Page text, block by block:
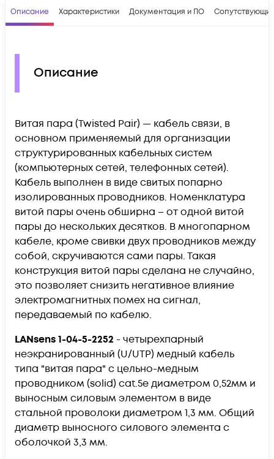
Описание Характеристики Документация и ПО
Описание
Витая пара (Twisted Pair) — кабель связи, в
основном применяемый для организации
структурированных кабельных систем
(компьютерных сетей, телефонных сетей).
Кабель выполнен в виде свитых попарно
изолированных проводников. Номенклатура
витой пары очень обширна – от одной витой
пары до нескольких десятков. В многопарном
кабеле, кроме свивки двух проводников между
собой, скручиваются сами пары. Такая
конструкция витой пары сделана не случайно,
это позволяет снизить негативное влияние
электромагнитных помех на сигнал,
передаваемый по кабелю.
LANsens1-04-5-2252 - четырехпарный
неэкранированный (U/UTP) медный кабель
типа "витая пара" с цельно-медным
проводником (solid) cat.5e диаметром 0,52мм и
выносным силовым элементом в виде
стальной проволоки диаметром 1,3 мм. Общий
диаметр выносного силового элемента с
оболочкой 3,3 мм.